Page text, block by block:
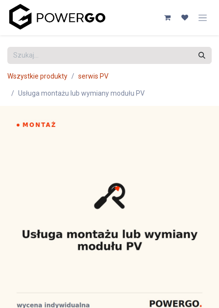
Przejdź do zawartości
Wszystkie produkty serwis PV
Usługa montażu lub wymiany modułu PV